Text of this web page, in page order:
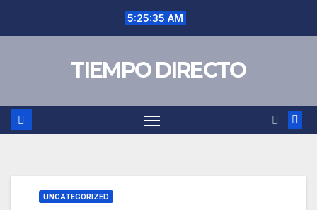
5:25:36 AM
TIEMPO DIRECTO
UNCATEGORIZED